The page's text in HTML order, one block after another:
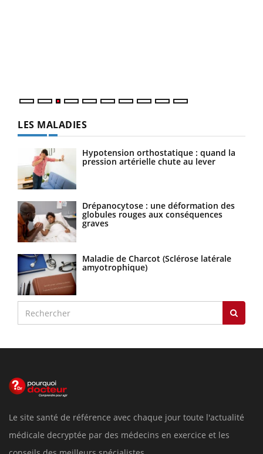
LES MALADIES
Hypotension orthostatique : quand la
pression artérielle chute au lever
Drépanocytose : une déformation des
globules rouges aux conséquences
graves
Maladie de Charcot (Sclérose latérale
amyotrophique)
Le site santé de référence avec chaque jour toute l'actualité
médicale decryptée par des médecins en exercice et les